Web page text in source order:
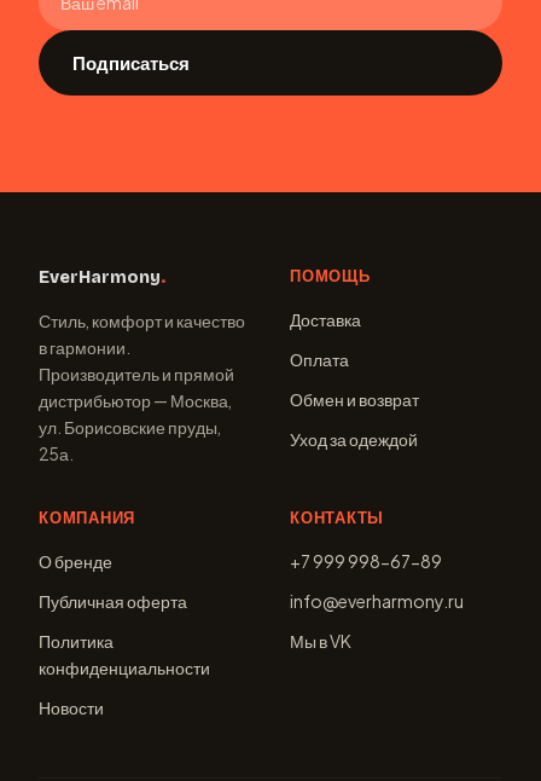
Подписаться
EverHarmony.
Стиль, комфорт и качество
в гармонии.
Производитель и прямой
дистрибьютор — Москва,
ул. Борисовские пруды,
25а.
ПОМОЩЬ
Доставка
Оплата
Обмен и возврат
Уход за одеждой
КОМПАНИЯ
О бренде
Публичная оферта
Политика
конфиденциальности
Новости
КОНТАКТЫ
+7 999 998-67-89
info@everharmony.ru
Мы в VK